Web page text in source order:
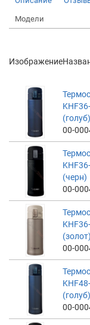
Модели
Изображение
(голуб)
00-
(черн)
00-
(золот)
00-
(голуб)
00-